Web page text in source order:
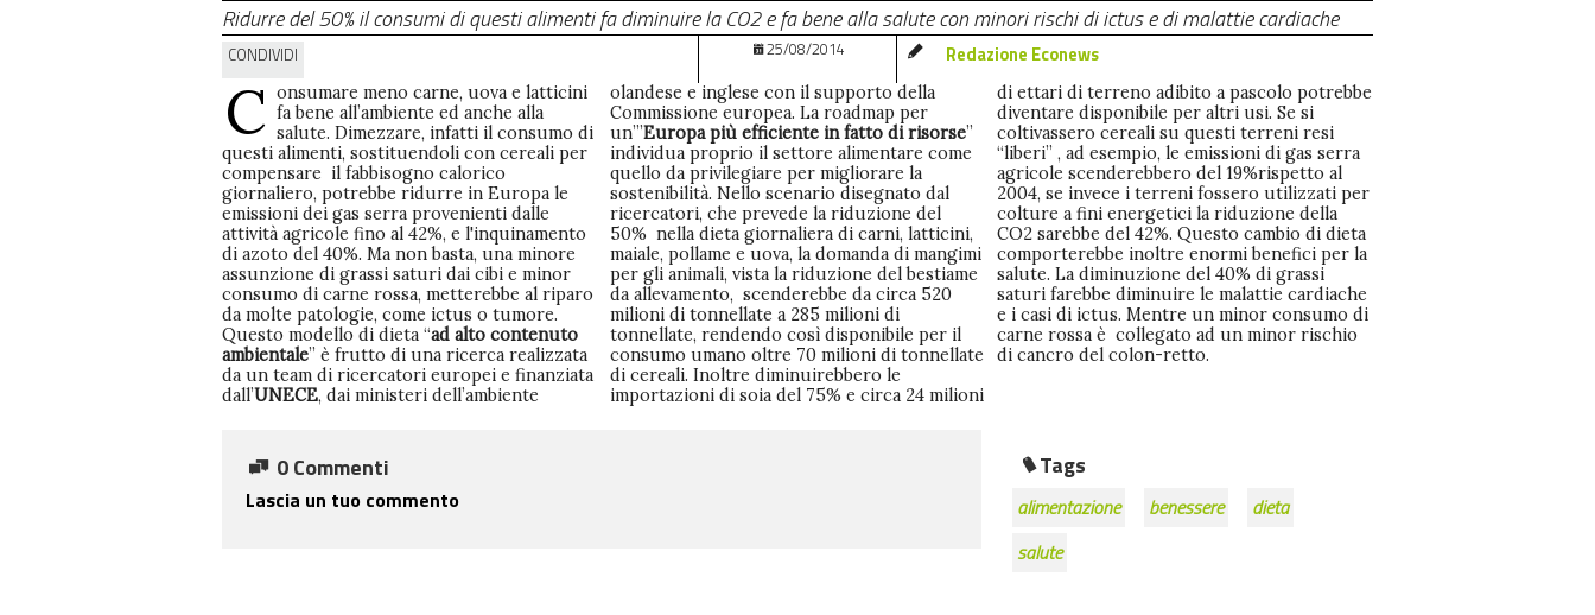
Ridurre del 50% il consumi di questi alimenti fa diminuire la CO2 e fa bene alla salute con minori rischi di ictus e di malattie cardiache
CONDIVIDI 25/08/2014 Redazione Econews
C onsumare meno carne, uova e latticini
fa bene all’ambiente ed anche alla
salute. Dimezzare, infatti il consumo di
questi alimenti, sostituendoli con cereali per
compensare il fabbisogno calorico
giornaliero, potrebbe ridurre in Europa le
emissioni dei gas serra provenienti dalle
attività agricole fino al 42%, e l'inquinamento
di azoto del 40%. Ma non basta, una minore
assunzione di grassi saturi dai cibi e minor
consumo di carne rossa, metterebbe al riparo
da molte patologie, come ictus o tumore.
Questo modello di dieta “ad alto contenuto
ambientale” è frutto di una ricerca realizzata
da un team di ricercatori europei e finanziata
dall’UNECE, dai ministeri dell’ambiente
olandese e inglese con il supporto della
Commissione europea. La roadmap per
un’”Europa più efficiente in fatto di risorse”
individua proprio il settore alimentare come
quello da privilegiare per migliorare la
sostenibilità. Nello scenario disegnato dal
ricercatori, che prevede la riduzione del
50% nella dieta giornaliera di carni, latticini,
maiale, pollame e uova, la domanda di mangimi
per gli animali, vista la riduzione del bestiame
da allevamento, scenderebbe da circa 520
milioni di tonnellate a 285 milioni di
tonnellate, rendendo così disponibile per il
consumo umano oltre 70 milioni di tonnellate
di cereali. Inoltre diminuirebbero le
importazioni di soia del 75% e circa 24 milioni
di ettari di terreno adibito a pascolo potrebbe
diventare disponibile per altri usi. Se si
coltivassero cereali su questi terreni resi
“liberi” , ad esempio, le emissioni di gas serra
agricole scenderebbero del 19%rispetto al
2004, se invece i terreni fossero utilizzati per
colture a fini energetici la riduzione della
CO2 sarebbe del 42%. Questo cambio di dieta
comporterebbe inoltre enormi benefici per la
salute. La diminuzione del 40% di grassi
saturi farebbe diminuire le malattie cardiache
e i casi di ictus. Mentre un minor consumo di
carne rossa è collegato ad un minor rischio
di cancro del colon-retto.
0 Commenti
Lascia un tuo commento
Tags
alimentazione benessere
dieta
salute